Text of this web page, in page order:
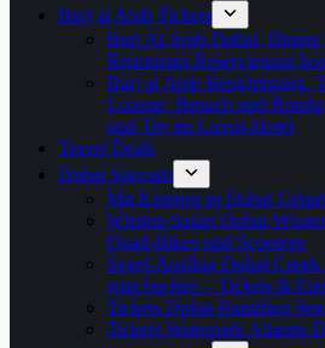
Burj al Arab Tickets
Burj Al Arab Dubai, Dinner
Restaurant-Reservierung
Burj al Arab Besichtigung,
Lounge, Besuch und
und Tee im Luxus-Hotel
Travel Deals
Dubai Specials
Mit Kindern in Dubai
Wüsten-Safari Dubai
Quad-Bikes und Scootern
Segel-Ausflug Dubai
jetzt buchen – Tickets &
Tickets Dubai Rundflug
Tickets Waterpark Atlantis